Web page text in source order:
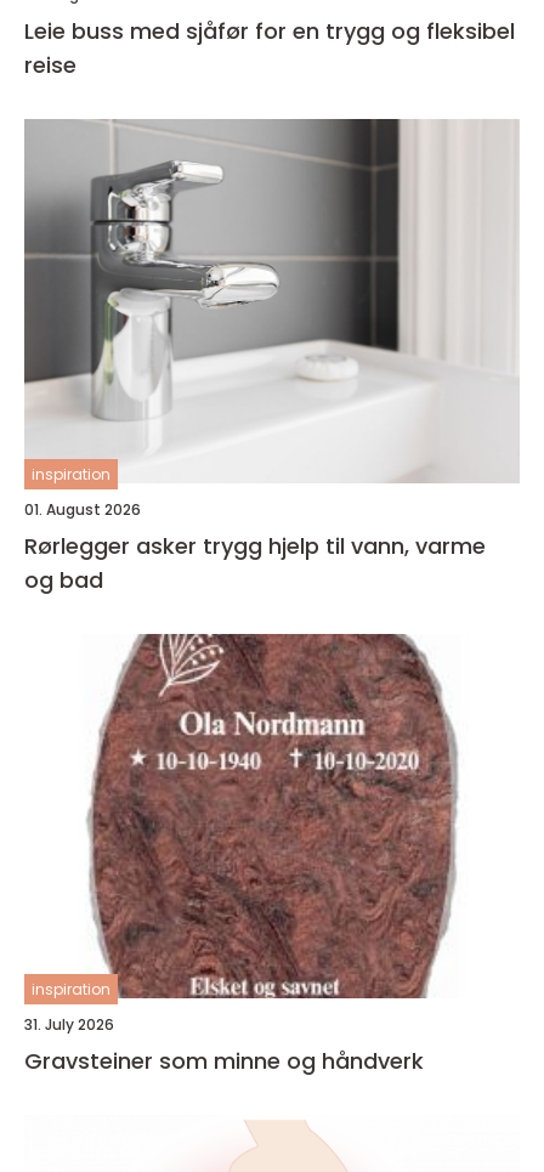
Leie buss med sjåfør for en trygg og fleksibel
reise
inspiration
01. August 2026
Rørlegger asker trygg hjelp til vann, varme
og bad
inspiration
31. July 2026
Gravsteiner som minne og håndverk